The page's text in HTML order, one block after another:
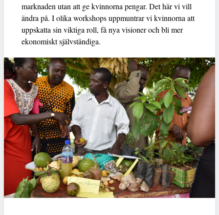
marknaden utan att ge kvinnorna pengar. Det här vi vill
ändra på. I olika workshops uppmuntrar vi kvinnorna att
uppskatta sin viktiga roll, få nya visioner och bli mer
ekonomiskt självständiga.